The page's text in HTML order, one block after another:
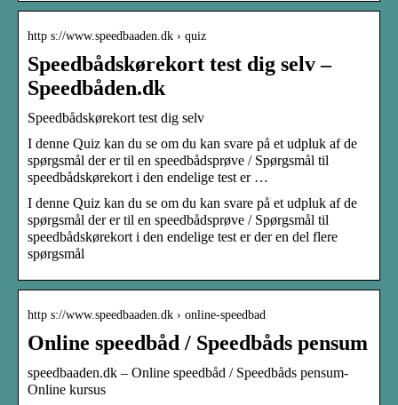
http s://www.speedbaaden.dk › quiz
Speedbådskørekort test dig selv –
Speedbåden.dk
Speedbådskørekort test dig selv
I denne Quiz kan du se om du kan svare på et udpluk af de
spørgsmål der er til en speedbådsprøve / Spørgsmål til
speedbådskørekort i den endelige test er …
I denne Quiz kan du se om du kan svare på et udpluk af de
spørgsmål der er til en speedbådsprøve / Spørgsmål til
speedbådskørekort i den endelige test er der en del flere
spørgsmål
http s://www.speedbaaden.dk › online-speedbad
Online speedbåd / Speedbåds pensum
speedbaaden.dk – Online speedbåd / Speedbåds pensum-
Online kursus